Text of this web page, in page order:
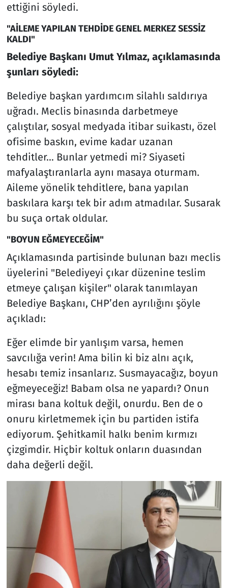
ettiğini söyledi.
"AİLEME YAPILAN TEHDİDE GENEL MERKEZ SESSİZ
KALDI"
Belediye Başkanı Umut Yılmaz, açıklamasında
şunları söyledi:
Belediye başkan yardımcım silahlı saldırıya
uğradı. Meclis binasında darbetmeye
çalıştılar, sosyal medyada itibar suikastı, özel
ofisime baskın, evime kadar uzanan
tehditler… Bunlar yetmedi mi? Siyaseti
mafyalaştıranlarla aynı masaya oturmam.
Aileme yönelik tehditlere, bana yapılan
baskılara karşı tek bir adım atmadılar. Susarak
bu suça ortak oldular.
"BOYUN EĞMEYECEĞİM"
Açıklamasında partisinde bulunan bazı meclis
üyelerini "Belediyeyi çıkar düzenine teslim
etmeye çalışan kişiler" olarak tanımlayan
Belediye Başkanı, CHP’den ayrılığını şöyle
açıkladı:
Eğer elimde bir yanlışım varsa, hemen
savcılığa verin! Ama bilin ki biz alnı açık,
hesabı temiz insanlarız. Susmayacağız, boyun
eğmeyeceğiz! Babam olsa ne yapardı? Onun
mirası bana koltuk değil, onurdu. Ben de o
onuru kirletmemek için bu partiden istifa
ediyorum. Şehitkamil halkı benim kırmızı
çizgimdir. Hiçbir koltuk onların duasından
daha değerli değil.